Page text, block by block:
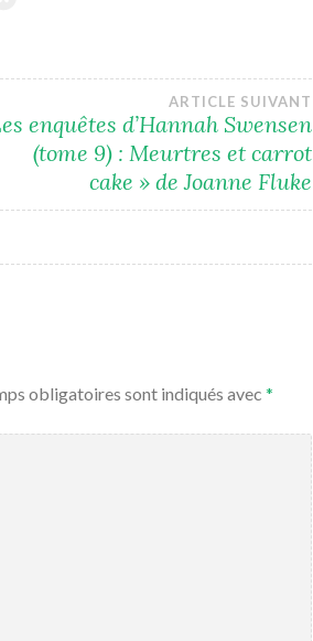
ARTICLE SUIVANT
enquêtes d’Hannah Swensen
(tome 9) : Meurtres et carrot
cake » de Joanne Fluke
obligatoires sont indiqués avec*